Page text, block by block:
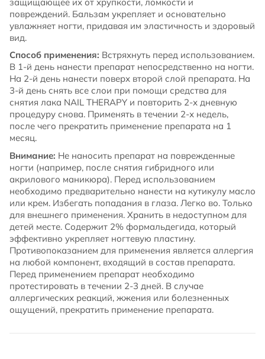
повреждений. Бальзам укрепляет и основательно
увлажняет ногти, придавая им эластичность и здоровый
вид.
Способ применения: Встряхнуть перед использованием.
В 1-й день нанести препарат непосредственно на ногти.
На 2-й день нанести поверх второй слой препарата. На
3-й день снять все слои при помощи средства для
снятия лака NAIL THERAPY и повторить 2-х дневную
процедуру снова. Применять в течении 2-х недель,
после чего прекратить применение препарата на 1
месяц.
Внимание: Не наносить препарат на поврежденные
ногти (например, после снятия гибридного или
акрилового маникюра). Перед использованием
необходимо предварительно нанести на кутикулу масло
или крем. Избегать попадания в глаза. Легко во. Только
для внешнего применения. Хранить в недоступном для
детей месте. Cодержит 2% формальдегида, который
эффективно укрепляет ногтевую пластину.
Противопоказанием для применения является аллергия
на любой компонент, входящий в состав препарата.
Перед применением препарат необходимо
протестировать в течении 2-3 дней. В случае
аллергических реакций, жжения или болезненных
ощущений, прекратить применение препарата.